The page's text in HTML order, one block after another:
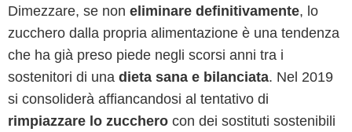
Dimezzare, se non eliminare definitivamente, lo
zucchero dalla propria alimentazione è una tendenza
che ha già preso piede negli scorsi anni tra i
sostenitori di una dieta sana e bilanciata. Nel 2019
si consoliderà affiancandosi al tentativo di
rimpiazzare lo zucchero con dei sostituti sostenibili